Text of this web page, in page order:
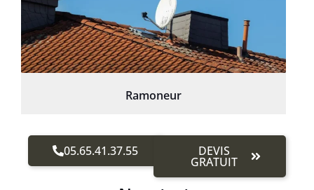
Ramoneur
05.65.41.37.55 DEVIS
GRATUIT